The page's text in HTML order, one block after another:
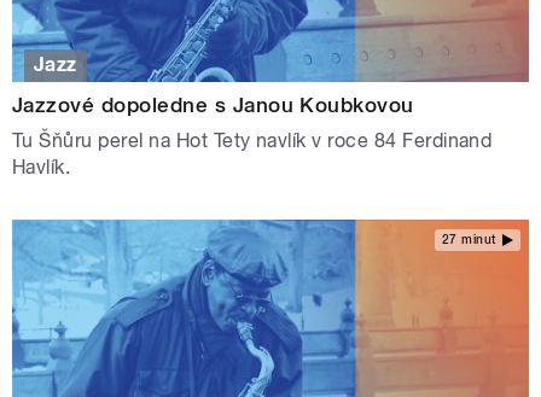
Jazz
Jazzové dopoledne s Janou Koubkovou
Tu Šňůru perel na Hot Tety navlík v roce 84 Ferdinand
Havlík.
27 minut